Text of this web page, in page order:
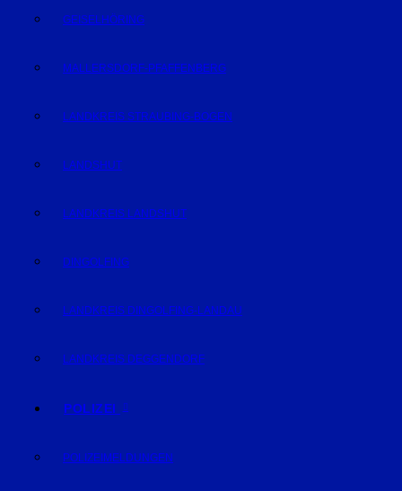
GEISELHÖRING
MALLERSDORF-PFAFFENBERG
LANDKREIS STRAUBING-BOGEN
LANDSHUT
LANDKREIS LANDSHUT
DINGOLFING
LANDKREIS DINGOLFING-LANDAU
LANDKREIS DEGGENDORF
POLIZEI
POLIZEIMELDUNGEN